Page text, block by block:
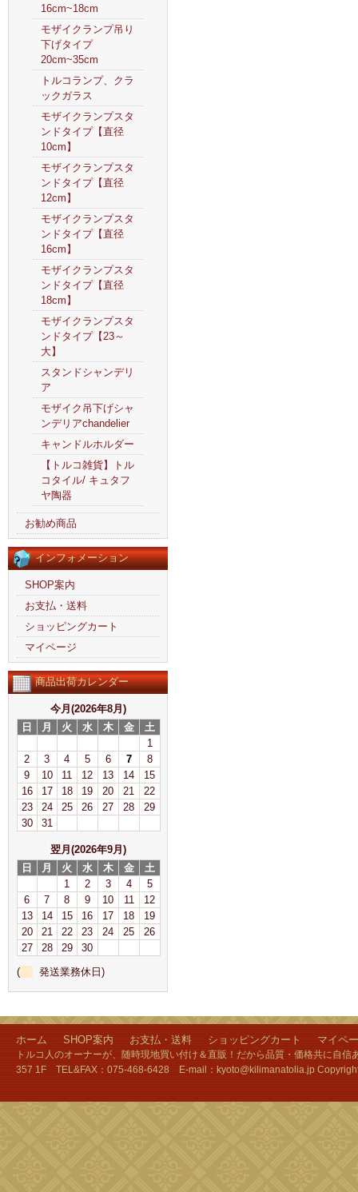
16cm~18cm
モザイクランプ吊り
下げタイプ
20cm~35cm
トルコランプ、クラ
ックガラス
モザイクランプスタ
ンドタイプ【直径
10cm】
モザイクランプスタ
ンドタイプ【直径
12cm】
モザイクランプスタ
ンドタイプ【直径
16cm】
モザイクランプスタ
ンドタイプ【直径
18cm】
モザイクランプスタ
ンドタイプ【23～
大】
スタンドシャンデリ
ア
モザイク吊下げシャ
ンデリアchandelier
キャンドルホルダー
【トルコ雑貨】トル
コタイル/ キュタフ
ヤ陶器
お勧め商品
インフォメーション
SHOP案内
お支払・送料
ショッピングカート
マイページ
商品出荷カレンダー
今月(2026年8月)
日
月 火 水 木 金
土
1
2
3 4 5 6 7
8
9
10 11 12 13 14
15
16
17 18 19 20 21
22
23
24 25 26 27 28
29
30
31
翌月(2026年9月)
日
月 火 水 木 金
土
1
2 3 4
5
6
7 8 9 10 11
12
13
14 15 16 17 18
19
20
21 22 23 24 25
26
27
28 29
30
(
発送業務休日)
ホーム SHOP案内 お支払・送料 ショッピングカート マイペ
トルコ人のオーナーが、随時現地買い付け＆直販！だから品質・価格共に自
357 1F TEL&FAX：075-468-6428 E-mail：kyoto@kilimanatolia.jp